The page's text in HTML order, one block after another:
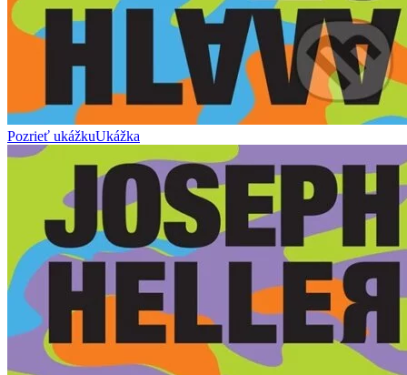
Pozrieť ukážkuUkážka